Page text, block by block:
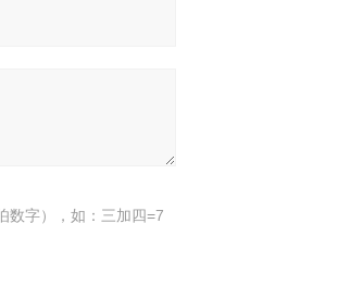
数字），如：三加四=7